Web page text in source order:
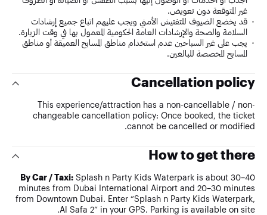
غير المتوقعة دون تعويض.
قد يخضع الضيوف للتفتيش الأمني ويجب عليهم اتباع جميع إرشادات
السلامة والصحة والإرشادات العامة الحكومية المعمول بها في وقت الزيارة.
يجب على غير السباحين عدم استخدام مناطق المسابح العميقة أو مناطق
المسابح المخصصة للبالغين.
Cancellation policy
This experience/attraction has a non-cancellable / non-
changeable cancellation policy: Once booked, the ticket
cannot be cancelled or modified.
How to get there
By Car / Taxi: Splash n Party Kids Waterpark is about 30–40
minutes from Dubai International Airport and 20–30 minutes
from Downtown Dubai. Enter “Splash n Party Kids Waterpark,
Al Safa 2” in your GPS. Parking is available on site.